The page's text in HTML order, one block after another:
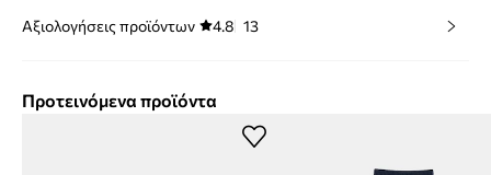
Αξιολογήσεις προϊόντων 4.8 13
Προτεινόμενα προϊόντα